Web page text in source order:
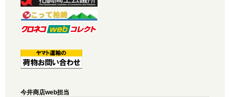
今井商店web担当